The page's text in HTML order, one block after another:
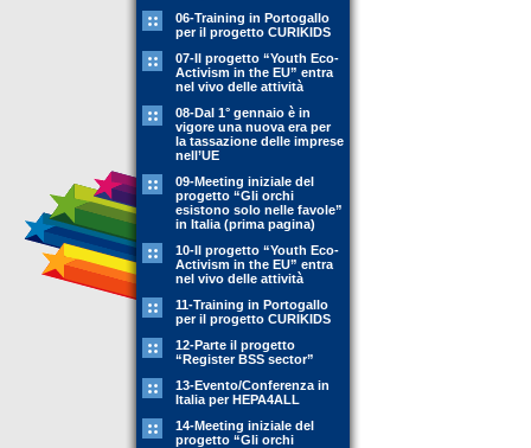
06-Training in Portogallo
per il progetto CURIKIDS
07-Il progetto “Youth Eco-
Activism in the EU” entra
nel vivo delle attività
08-Dal 1° gennaio è in
vigore una nuova era per
la tassazione delle imprese
nell’UE
09-Meeting iniziale del
progetto “Gli orchi
esistono solo nelle favole”
in Italia (prima pagina)
10-Il progetto “Youth Eco-
Activism in the EU” entra
nel vivo delle attività
11-Training in Portogallo
per il progetto CURIKIDS
12-Parte il progetto
“Register BSS sector”
13-Evento/Conferenza in
Italia per HEPA4ALL
14-Meeting iniziale del
progetto “Gli orchi